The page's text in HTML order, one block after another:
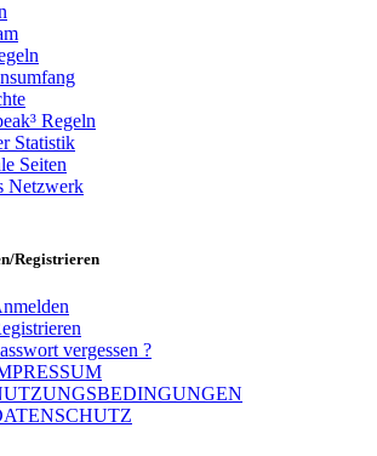
Regeln
Statistik
Seiten
Netzwerk
Registrieren
vergessen ?